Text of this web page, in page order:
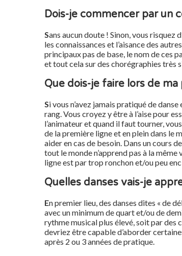
Dois-je commencer par un
Sans aucun doute ! Sinon, vous
les connaissances et l’aisance des
principaux pas de base, le nom de ces
et tout cela sur des chorégraphies très
Que dois-je faire lors de
Si vous n’avez jamais pratiqué de
rang. Vous croyez y être à l’aise pour
l’animateur et quand il faut tourner,
de la première ligne et en plein dans le
aider en cas de besoin. Dans un cours
tout le monde n’apprend pas à la
ligne est par trop ronchon et/ou peu
Quelles danses vais-je
En premier lieu, des danses dites « de
avec un minimum de quart et/ou de
rythme musical plus élevé, soit par des
devriez être capable d’aborder
après 2 ou 3 années de pratique.